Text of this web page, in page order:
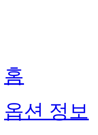
홈
옵션 정보